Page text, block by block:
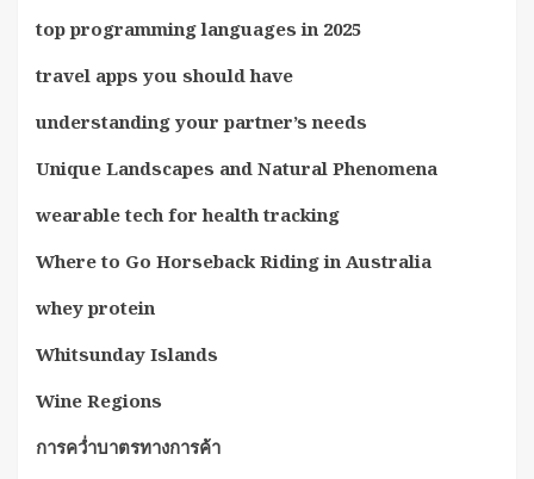
top programming languages in 2025
travel apps you should have
understanding your partner’s needs
Unique Landscapes and Natural Phenomena
wearable tech for health tracking
Where to Go Horseback Riding in Australia
whey protein
Whitsunday Islands
Wine Regions
การคว่ำบาตรทางการค้า